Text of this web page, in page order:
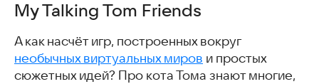
My Talking Tom Friends
А как насчёт игр, построенных вокруг
необычных виртуальных миров и простых
сюжетных идей? Про кота Тома знают многие,